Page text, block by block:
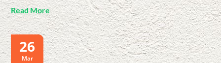
Read More
26
Mar